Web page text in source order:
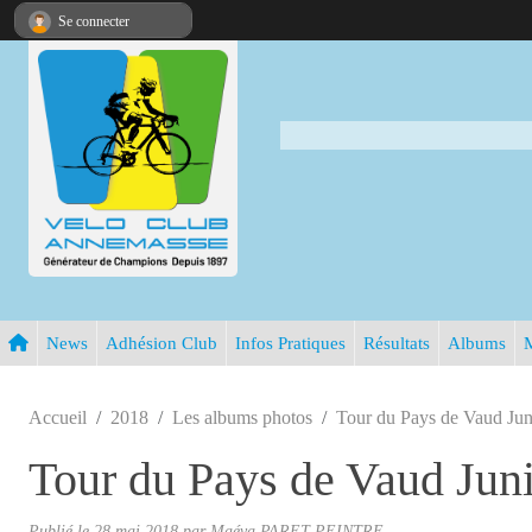
News Adhésion Club Infos Pratiques Résultats Albums
Accueil 2018 Les albums photos Tour du Pays de Vaud
Tour du Pays de Vaud
Se connecter
Panneau de gestion des cookies